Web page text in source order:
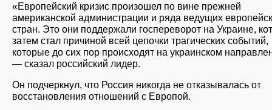
«Европейский кризис произошел по вине прежней
американской администрации и ряда ведущих
стран. Это они поддержали госпереворот на Украине,
затем стал причиной всей цепочки трагических событий,
которые до сих пор происходят на украинском
— сказал российский лидер.
Он подчеркнул, что Россия никогда не отказывалась от
восстановления отношений с Европой.